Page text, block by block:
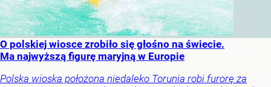
O polskiej wiosce zrobiło się głośno na świecie.
Ma najwyższą figurę maryjną w Europie
Polska wioska położona niedaleko Torunia robi furorę za